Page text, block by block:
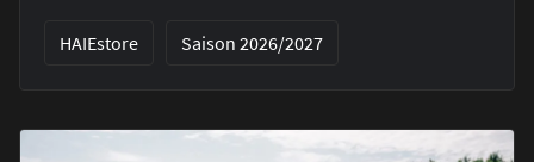
HAIEstore Saison 2026/2027